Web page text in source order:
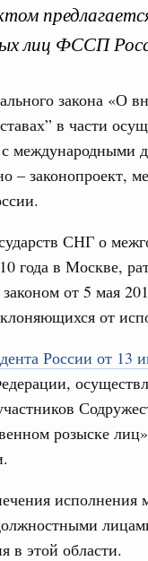
лиц ФССП
закона «О
в части
с международными
– законопроект,
СНГ о
года в Москве,
от 5 мая
от
России от 13
розыске
исполнения
в этой области.
2025, понедельник
план
р
2024, понедельник
2024, понедельник
работы
и